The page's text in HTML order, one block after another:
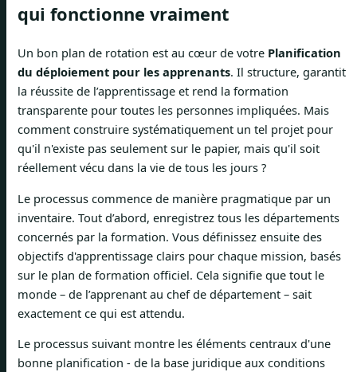
qui fonctionne vraiment
Un bon plan de rotation est au cœur de votre Planification
du déploiement pour les apprenants. Il structure, garantit
la réussite de l’apprentissage et rend la formation
transparente pour toutes les personnes impliquées. Mais
comment construire systématiquement un tel projet pour
qu'il n'existe pas seulement sur le papier, mais qu'il soit
réellement vécu dans la vie de tous les jours ?
Le processus commence de manière pragmatique par un
inventaire. Tout d’abord, enregistrez tous les départements
concernés par la formation. Vous définissez ensuite des
objectifs d'apprentissage clairs pour chaque mission, basés
sur le plan de formation officiel. Cela signifie que tout le
monde – de l’apprenant au chef de département – ​​sait
exactement ce qui est attendu.
Le processus suivant montre les éléments centraux d'une
bonne planification - de la base juridique aux conditions